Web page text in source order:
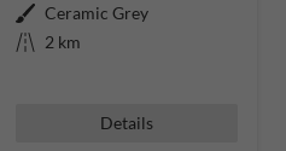
Außenfarbe Ceramic Grey
Kilometerstand 2 km
Details